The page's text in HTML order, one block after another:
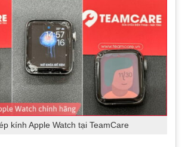
kính Apple Watch tại TeamCare